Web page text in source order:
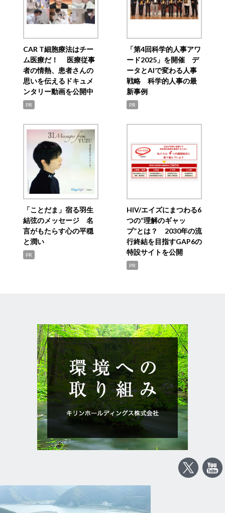
CAR T細胞療法はチー
ム医療だ！ 医療従事
者の情熱、患者さんの
思いを伝えるドキュメ
ンタリー動画を公開中
PR
「第4回科学的人事アワ
ード2025」を開催 デ
ータとAIで変わる人事
戦略 科学的人事の最
新事例
PR
「ことだま」宿る羽生
結弦のメッセージ 名
言がもたらす心の平穏
と潤い
PR
HIV/エイズにまつわる6
つの“理解のギャッ
プ”とは？ 2030年の流
行終結を目指すGAP6の
特設サイトを公開
PR